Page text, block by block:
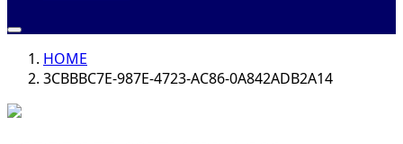
HOME
3CBBBC7E-987E-4723-AC86-0A842ADB2A14